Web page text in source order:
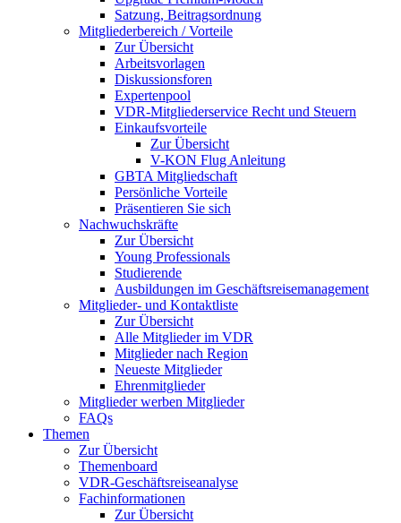
Satzung, Beitragsordnung
Mitgliederbereich / Vorteile
Zur Übersicht
Arbeitsvorlagen
Diskussionsforen
Expertenpool
VDR-Mitgliederservice Recht und Steuern
Einkaufsvorteile
Zur Übersicht
V-KON Flug Anleitung
GBTA Mitgliedschaft
Persönliche Vorteile
Präsentieren Sie sich
Nachwuchskräfte
Zur Übersicht
Young Professionals
Studierende
Ausbildungen im Geschäftsreisemanagement
Mitglieder- und Kontaktliste
Zur Übersicht
Alle Mitglieder im VDR
Mitglieder nach Region
Neueste Mitglieder
Ehrenmitglieder
Mitglieder werben Mitglieder
FAQs
Themen
Zur Übersicht
Themenboard
VDR-Geschäftsreiseanalyse
Fachinformationen
Zur Übersicht